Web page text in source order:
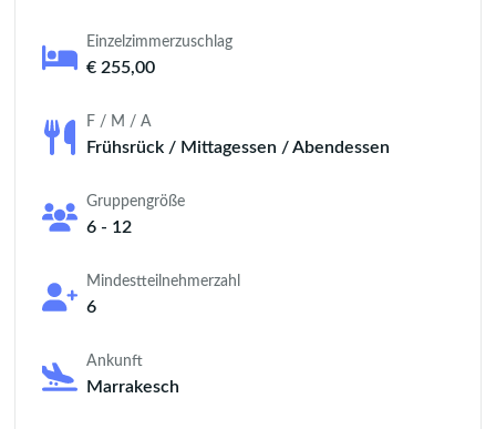
Einzelzimmerzuschlag
€ 255,00
F / M / A
Frühsrück / Mittagessen / Abendessen
Gruppengröße
6 - 12
Mindestteilnehmerzahl
6
Ankunft
Marrakesch